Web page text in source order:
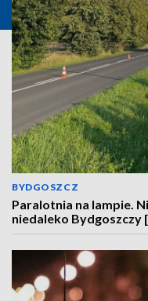
BYDGOSZCZ
Paralotnia na lampie.
niedaleko Bydgoszczy